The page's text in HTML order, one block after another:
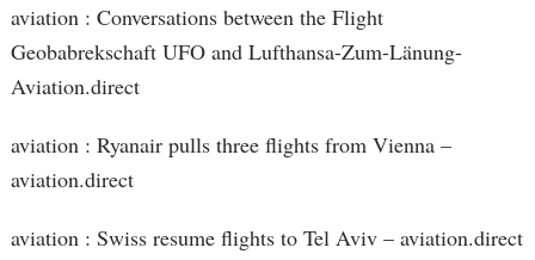
aviation : Conversations between the Flight
Geobabrekschaft UFO and Lufthansa-Zum-Länung-
Aviation.direct
aviation : Ryanair pulls three flights from Vienna –
aviation.direct
aviation : Swiss resume flights to Tel Aviv – aviation.direct